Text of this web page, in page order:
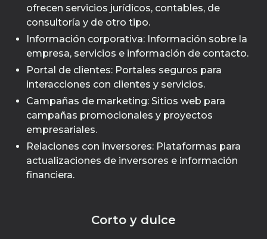
ofrecen servicios jurídicos, contables, de
consultoría y de otro tipo.
Información corporativa: Información sobre la
empresa, servicios e información de contacto.
Portal de clientes: Portales seguros para
interacciones con clientes y servicios.
Campañas de marketing: Sitios web para
campañas promocionales y proyectos
empresariales.
Relaciones con inversores: Plataformas para
actualizaciones de inversores e información
financiera.
Corto y dulce